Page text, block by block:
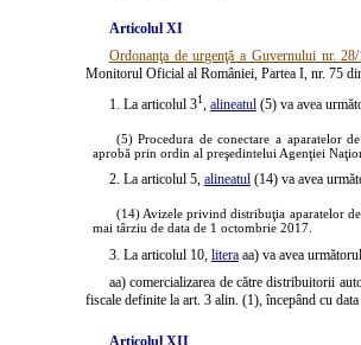
Articolul XI
Ordonanţa de urgenţă a Guvernului nr.
Monitorul Oficial al României, Partea I, nr. 75
1. La articolul 31, alineatul (5) va avea
(5) Procedura de conectare a aparatelor
aprobă prin ordin al preşedintelui Agenţiei
2. La articolul 5, alineatul (14) va avea
(14) Avizele privind distribuţia aparatelor
mai târziu de data de 1 octombrie 2017.
3. La articolul 10, litera aa) va avea
aa) comercializarea de către distribuitorii
fiscale definite la art. 3 alin. (1), începând cu
Articolul XII